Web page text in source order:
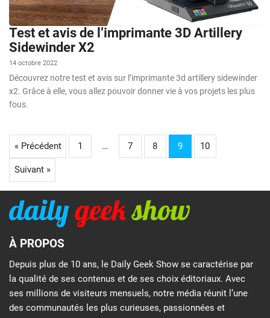
Test et avis de l’imprimante 3D Artillery
Sidewinder X2
14 octobre 2022
Découvrez notre test et avis sur l’imprimante 3d artillery sidewinder
x2. Grâce à elle, vous allez pouvoir donner vie à vos projets les plus
fous.
« Précédent 1 … 7 8 9 10
Suivant »
À PROPOS
Depuis plus de 10 ans, le Daily Geek Show se caractérise par
la qualité de ses contenus et de ses choix éditoriaux. Avec
ses millions de visiteurs mensuels, notre média réunit l’une
des communautés les plus curieuses, passionnées et